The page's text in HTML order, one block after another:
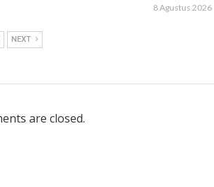
8 Agustus 2026
NEXT
are closed.